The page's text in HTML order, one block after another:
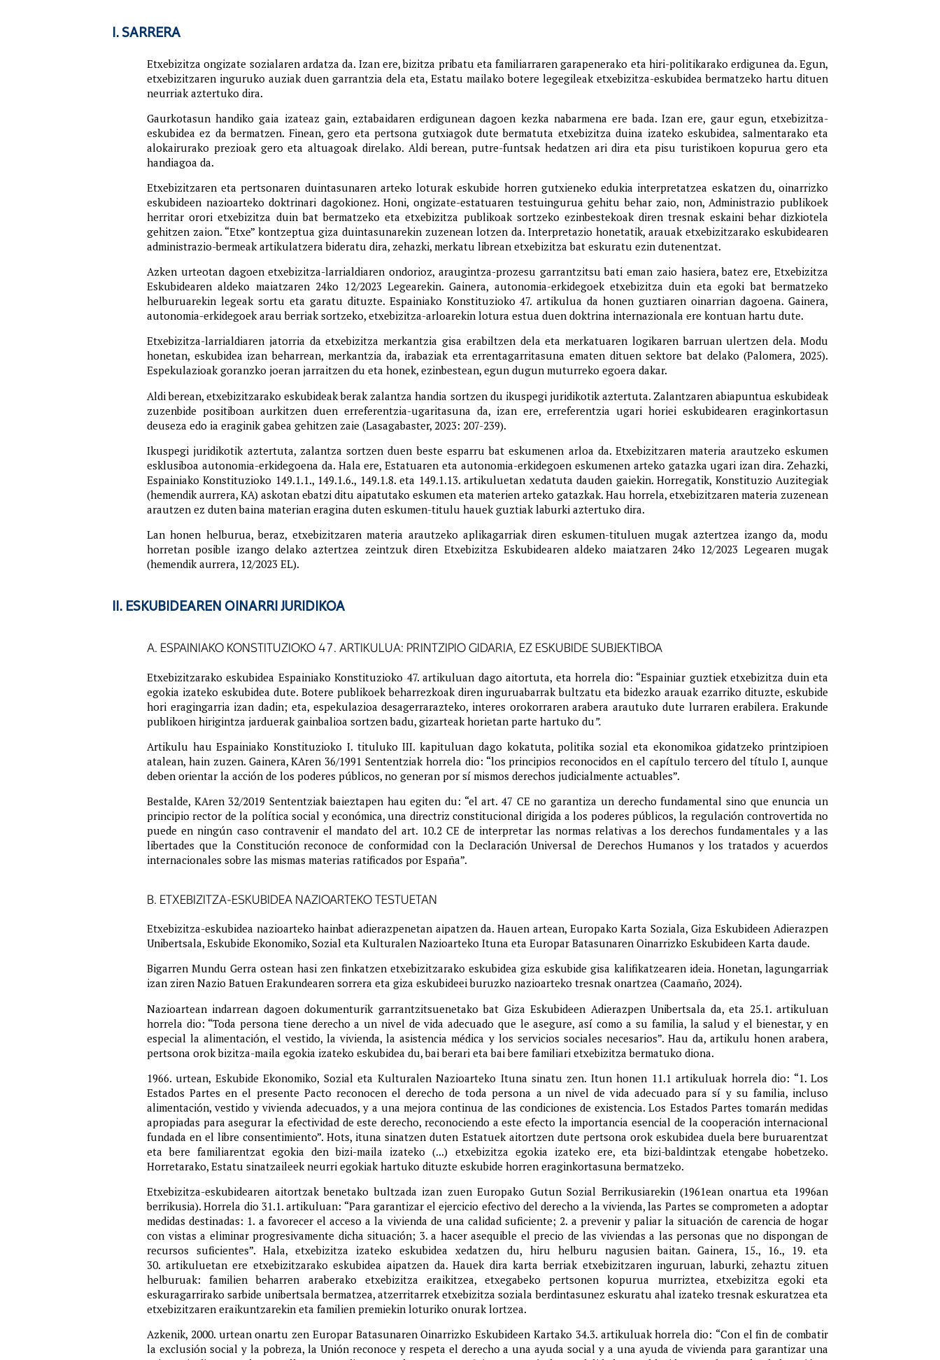
I. SARRERA
Etxebizitza ongizate sozialaren ardatza da. Izan ere, bizitza pribatu eta familiarraren garapenerako eta hiri-politikarako erdigunea da. Egun,
etxebizitzaren inguruko auziak duen garrantzia dela eta, Estatu mailako botere legegileak etxebizitza-eskubidea bermatzeko hartu dituen
neurriak aztertuko dira.
Gaurkotasun handiko gaia izateaz gain, eztabaidaren erdigunean dagoen kezka nabarmena ere bada. Izan ere, gaur egun, etxebizitza-
eskubidea ez da bermatzen. Finean, gero eta pertsona gutxiagok dute bermatuta etxebizitza duina izateko eskubidea, salmentarako eta
alokairurako prezioak gero eta altuagoak direlako. Aldi berean, putre-funtsak hedatzen ari dira eta pisu turistikoen kopurua gero eta
handiagoa da.
Etxebizitzaren eta pertsonaren duintasunaren arteko loturak eskubide horren gutxieneko edukia interpretatzea eskatzen du, oinarrizko
eskubideen nazioarteko doktrinari dagokionez. Honi, ongizate-estatuaren testuingurua gehitu behar zaio, non, Administrazio publikoek
herritar orori etxebizitza duin bat bermatzeko eta etxebizitza publikoak sortzeko ezinbestekoak diren tresnak eskaini behar dizkiotela
gehitzen zaion. “Etxe” kontzeptua giza duintasunarekin zuzenean lotzen da. Interpretazio honetatik, arauak etxebizitzarako eskubidearen
administrazio-bermeak artikulatzera bideratu dira, zehazki, merkatu librean etxebizitza bat eskuratu ezin dutenentzat.
Azken urteotan dagoen etxebizitza-larrialdiaren ondorioz, araugintza-prozesu garrantzitsu bati eman zaio hasiera, batez ere, Etxebizitza
Eskubidearen aldeko maiatzaren 24ko 12/2023 Legearekin. Gainera, autonomia-erkidegoek etxebizitza duin eta egoki bat bermatzeko
helburuarekin legeak sortu eta garatu dituzte. Espainiako Konstituzioko 47. artikulua da honen guztiaren oinarrian dagoena. Gainera,
autonomia-erkidegoek arau berriak sortzeko, etxebizitza-arloarekin lotura estua duen doktrina internazionala ere kontuan hartu dute.
Etxebizitza-larrialdiaren jatorria da etxebizitza merkantzia gisa erabiltzen dela eta merkatuaren logikaren barruan ulertzen dela. Modu
honetan, eskubidea izan beharrean, merkantzia da, irabaziak eta errentagarritasuna ematen dituen sektore bat delako (Palomera, 2025).
Espekulazioak goranzko joeran jarraitzen du eta honek, ezinbestean, egun dugun muturreko egoera dakar.
Aldi berean, etxebizitzarako eskubideak berak zalantza handia sortzen du ikuspegi juridikotik aztertuta. Zalantzaren abiapuntua eskubideak
zuzenbide positiboan aurkitzen duen erreferentzia-ugaritasuna da, izan ere, erreferentzia ugari horiei eskubidearen eraginkortasun
deuseza edo ia eraginik gabea gehitzen zaie (Lasagabaster, 2023: 207-239).
Ikuspegi juridikotik aztertuta, zalantza sortzen duen beste esparru bat eskumenen arloa da. Etxebizitzaren materia arautzeko eskumen
esklusiboa autonomia-erkidegoena da. Hala ere, Estatuaren eta autonomia-erkidegoen eskumenen arteko gatazka ugari izan dira. Zehazki,
Espainiako Konstituzioko 149.1.1., 149.1.6., 149.1.8. eta 149.1.13. artikuluetan xedatuta dauden gaiekin. Horregatik, Konstituzio Auzitegiak
(hemendik aurrera, KA) askotan ebatzi ditu aipatutako eskumen eta materien arteko gatazkak. Hau horrela, etxebizitzaren materia zuzenean
arautzen ez duten baina materian eragina duten eskumen-titulu hauek guztiak laburki aztertuko dira.
Lan honen helburua, beraz, etxebizitzaren materia arautzeko aplikagarriak diren eskumen-tituluen mugak aztertzea izango da, modu
horretan posible izango delako aztertzea zeintzuk diren Etxebizitza Eskubidearen aldeko maiatzaren 24ko 12/2023 Legearen mugak
(hemendik aurrera, 12/2023 EL).
II. ESKUBIDEAREN OINARRI JURIDIKOA
A. ESPAINIAKO KONSTITUZIOKO 47. ARTIKULUA: PRINTZIPIO GIDARIA, EZ ESKUBIDE SUBJEKTIBOA
Etxebizitzarako eskubidea Espainiako Konstituzioko 47. artikuluan dago aitortuta, eta horrela dio: “Espainiar guztiek etxebizitza duin eta
egokia izateko eskubidea dute. Botere publikoek beharrezkoak diren inguruabarrak bultzatu eta bidezko arauak ezarriko dituzte, eskubide
hori eragingarria izan dadin; eta, espekulazioa desagerrarazteko, interes orokorraren arabera arautuko dute lurraren erabilera. Erakunde
publikoen hirigintza jarduerak gainbalioa sortzen badu, gizarteak horietan parte hartuko du”.
Artikulu hau Espainiako Konstituzioko I. tituluko III. kapituluan dago kokatuta, politika sozial eta ekonomikoa gidatzeko printzipioen
atalean, hain zuzen. Gainera, KAren 36/1991 Sententziak horrela dio: “los principios reconocidos en el capítulo tercero del título I, aunque
deben orientar la acción de los poderes públicos, no generan por sí mismos derechos judicialmente actuables”.
Bestalde, KAren 32/2019 Sententziak baieztapen hau egiten du: “el art. 47 CE no garantiza un derecho fundamental sino que enuncia un
principio rector de la política social y económica, una directriz constitucional dirigida a los poderes públicos, la regulación controvertida no
puede en ningún caso contravenir el mandato del art. 10.2 CE de interpretar las normas relativas a los derechos fundamentales y a las
libertades que la Constitución reconoce de conformidad con la Declaración Universal de Derechos Humanos y los tratados y acuerdos
internacionales sobre las mismas materias ratificados por España”.
B. ETXEBIZITZA-ESKUBIDEA NAZIOARTEKO TESTUETAN
Etxebizitza-eskubidea nazioarteko hainbat adierazpenetan aipatzen da. Hauen artean, Europako Karta Soziala, Giza Eskubideen Adierazpen
Unibertsala, Eskubide Ekonomiko, Sozial eta Kulturalen Nazioarteko Ituna eta Europar Batasunaren Oinarrizko Eskubideen Karta daude.
Bigarren Mundu Gerra ostean hasi zen finkatzen etxebizitzarako eskubidea giza eskubide gisa kalifikatzearen ideia. Honetan, lagungarriak
izan ziren Nazio Batuen Erakundearen sorrera eta giza eskubideei buruzko nazioarteko tresnak onartzea (Caamaño, 2024).
Nazioartean indarrean dagoen dokumenturik garrantzitsuenetako bat Giza Eskubideen Adierazpen Unibertsala da, eta 25.1. artikuluan
horrela dio: “Toda persona tiene derecho a un nivel de vida adecuado que le asegure, así como a su familia, la salud y el bienestar, y en
especial la alimentación, el vestido, la vivienda, la asistencia médica y los servicios sociales necesarios”. Hau da, artikulu honen arabera,
pertsona orok bizitza-maila egokia izateko eskubidea du, bai berari eta bai bere familiari etxebizitza bermatuko diona.
1966. urtean, Eskubide Ekonomiko, Sozial eta Kulturalen Nazioarteko Ituna sinatu zen. Itun honen 11.1 artikuluak horrela dio: “1. Los
Estados Partes en el presente Pacto reconocen el derecho de toda persona a un nivel de vida adecuado para sí y su familia, incluso
alimentación, vestido y vivienda adecuados, y a una mejora continua de las condiciones de existencia. Los Estados Partes tomarán medidas
apropiadas para asegurar la efectividad de este derecho, reconociendo a este efecto la importancia esencial de la cooperación internacional
fundada en el libre consentimiento”. Hots, ituna sinatzen duten Estatuek aitortzen dute pertsona orok eskubidea duela bere buruarentzat
eta bere familiarentzat egokia den bizi-maila izateko (...) etxebizitza egokia izateko ere, eta bizi-baldintzak etengabe hobetzeko.
Horretarako, Estatu sinatzaileek neurri egokiak hartuko dituzte eskubide horren eraginkortasuna bermatzeko.
Etxebizitza-eskubidearen aitortzak benetako bultzada izan zuen Europako Gutun Sozial Berrikusiarekin (1961ean onartua eta 1996an
berrikusia). Horrela dio 31.1. artikuluan: “Para garantizar el ejercicio efectivo del derecho a la vivienda, las Partes se comprometen a adoptar
medidas destinadas: 1. a favorecer el acceso a la vivienda de una calidad suficiente; 2. a prevenir y paliar la situación de carencia de hogar
con vistas a eliminar progresivamente dicha situación; 3. a hacer asequible el precio de las viviendas a las personas que no dispongan de
recursos suficientes”. Hala, etxebizitza izateko eskubidea xedatzen du, hiru helburu nagusien baitan. Gainera, 15., 16., 19. eta
30. artikuluetan ere etxebizitzarako eskubidea aipatzen da. Hauek dira karta berriak etxebizitzaren inguruan, laburki, zehaztu zituen
helburuak: familien beharren araberako etxebizitza eraikitzea, etxegabeko pertsonen kopurua murriztea, etxebizitza egoki eta
eskuragarrirako sarbide unibertsala bermatzea, atzerritarrek etxebizitza soziala berdintasunez eskuratu ahal izateko tresnak eskuratzea eta
etxebizitzaren eraikuntzarekin eta familien premiekin loturiko onurak lortzea.
Azkenik, 2000. urtean onartu zen Europar Batasunaren Oinarrizko Eskubideen Kartako 34.3. artikuluak horrela dio: “Con el fin de combatir
la exclusión social y la pobreza, la Unión reconoce y respeta el derecho a una ayuda social y a una ayuda de vivienda para garantizar una